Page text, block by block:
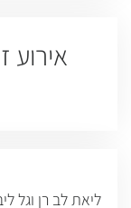
אירוע
ליאת לב רן וגל